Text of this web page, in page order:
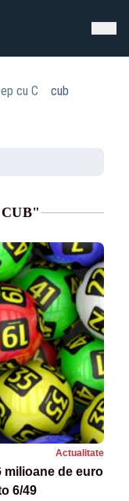
cu C cub
Actualitate
milioane de euro
6/49